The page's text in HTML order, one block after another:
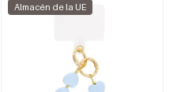
Almacén de la UE